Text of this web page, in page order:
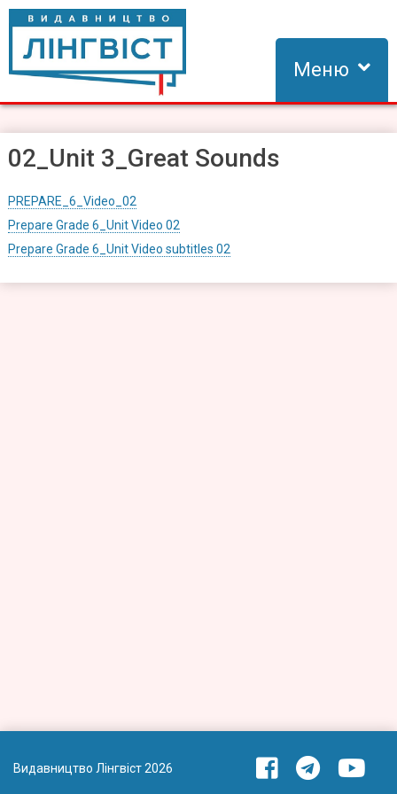
Skip
content
Видавництво Лінгвіст
Видавництво Лінгвіст – адаптація та створення видань для
Меню
02_Unit 3_Great Sounds
PREPARE_6_Video_02
Prepare Grade 6_Unit Video 02
Prepare Grade 6_Unit Video subtitles 02
Видавництво Лінгвіст 2026